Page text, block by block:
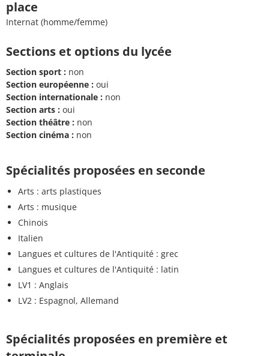
place
Internat (homme/femme)
Sections et options du lycée
Section sport : non
Section européenne : oui
Section internationale : non
Section arts : oui
Section théâtre : non
Section cinéma : non
Spécialités proposées en seconde
Arts : arts plastiques
Arts : musique
Chinois
Italien
Langues et cultures de l'Antiquité : grec
Langues et cultures de l'Antiquité : latin
LV1 : Anglais
LV2 : Espagnol, Allemand
Spécialités proposées en première et